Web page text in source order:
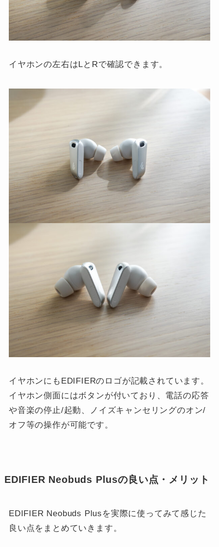
イヤホンの左右はLとRで確認できます。
イヤホンにもEDIFIERのロゴが記載されています。
イヤホン側面にはボタンが付いており、電話の応答
や音楽の停止/起動、ノイズキャンセリングのオン/
オフ等の操作が可能です。
EDIFIER Neobuds Plusの良い点・メリット
EDIFIER Neobuds Plusを実際に使ってみて感じた
良い点をまとめていきます。